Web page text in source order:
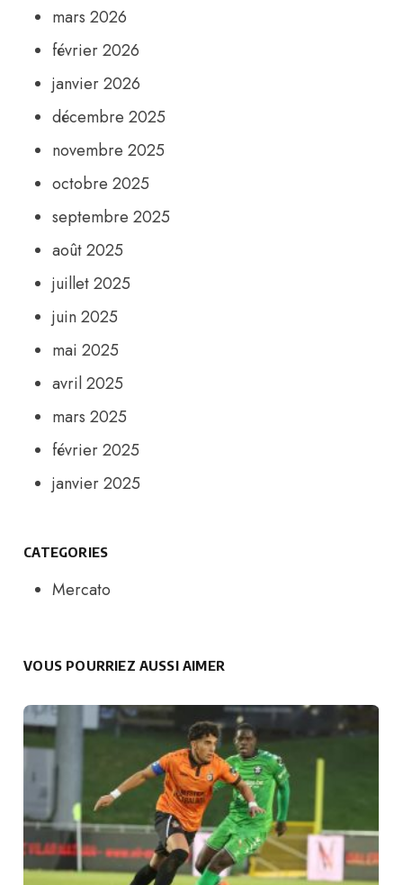
mars 2026
février 2026
janvier 2026
décembre 2025
novembre 2025
octobre 2025
septembre 2025
août 2025
juillet 2025
juin 2025
mai 2025
avril 2025
mars 2025
février 2025
janvier 2025
CATEGORIES
Mercato
VOUS POURRIEZ AUSSI AIMER